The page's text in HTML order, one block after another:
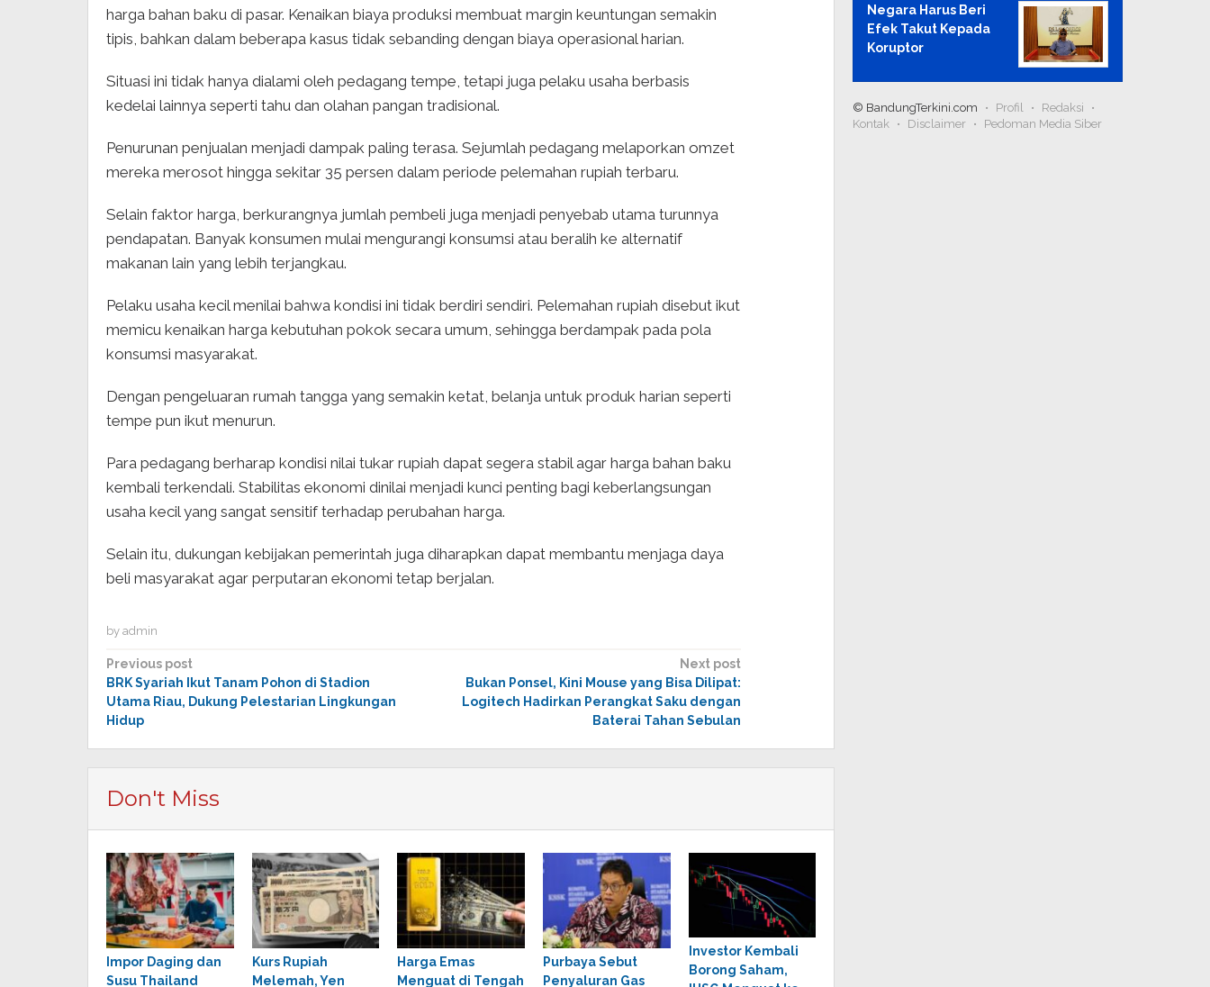
harga bahan baku di pasar. Kenaikan biaya produksi membuat margin keuntungan semakin
tipis, bahkan dalam beberapa kasus tidak sebanding dengan biaya operasional harian.
Situasi ini tidak hanya dialami oleh pedagang tempe, tetapi juga pelaku usaha berbasis
kedelai lainnya seperti tahu dan olahan pangan tradisional.
Penurunan penjualan menjadi dampak paling terasa. Sejumlah pedagang melaporkan omzet
mereka merosot hingga sekitar 35 persen dalam periode pelemahan rupiah terbaru.
Selain faktor harga, berkurangnya jumlah pembeli juga menjadi penyebab utama turunnya
pendapatan. Banyak konsumen mulai mengurangi konsumsi atau beralih ke alternatif
makanan lain yang lebih terjangkau.
Pelaku usaha kecil menilai bahwa kondisi ini tidak berdiri sendiri. Pelemahan rupiah disebut ikut
memicu kenaikan harga kebutuhan pokok secara umum, sehingga berdampak pada pola
konsumsi masyarakat.
Dengan pengeluaran rumah tangga yang semakin ketat, belanja untuk produk harian seperti
tempe pun ikut menurun.
Para pedagang berharap kondisi nilai tukar rupiah dapat segera stabil agar harga bahan baku
kembali terkendali. Stabilitas ekonomi dinilai menjadi kunci penting bagi keberlangsungan
usaha kecil yang sangat sensitif terhadap perubahan harga.
Selain itu, dukungan kebijakan pemerintah juga diharapkan dapat membantu menjaga daya
beli masyarakat agar perputaran ekonomi tetap berjalan.
by admin
Post
navigation
Previous post
BRK Syariah Ikut Tanam Pohon di Stadion
Utama Riau, Dukung Pelestarian Lingkungan
Hidup
Next post
Bukan Ponsel, Kini Mouse yang Bisa Dilipat:
Logitech Hadirkan Perangkat Saku dengan
Baterai Tahan Sebulan
Don't Miss
Impor Daging dan
Susu Thailand
Kurs Rupiah
Melemah, Yen
Harga Emas
Menguat di Tengah
Purbaya Sebut
Penyaluran Gas
Investor Kembali
Borong Saham,
Negara Harus Beri
Efek Takut Kepada
Koruptor
© BandungTerkini.com Profil
Redaksi
Kontak
Disclaimer Pedoman Media Siber